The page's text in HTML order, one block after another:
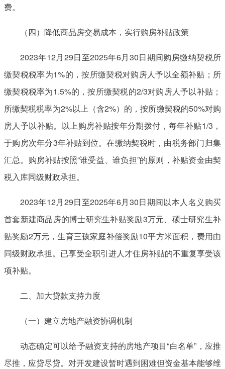
费。
（四）降低商品房交易成本，实行购房补贴政策
2023年12月29日至2025年6月30日期间购房缴纳契税所
缴契税税率为1%的，按所缴契税对购房人予以全额补贴；所
缴契税税率为1.5%的，按所缴契税的2/3对购房人予以补贴；
所缴契税税率为2%以上（含2%）的，按所缴契税的50%对购
房人予以补贴。以上购房补贴按年分期拨付，每年补贴1/3，
于购房次年分3年补贴到位。在缴纳契税时，由税务部门归集
汇总。购房补贴按照“谁受益、谁负担”的原则，补贴资金由契
税入库同级财政承担。
2023年12月29日至2025年6月30日期间以本人名义购买
首套新建商品房的博士研究生补贴奖励3万元、硕士研究生补
贴奖励2万元，生育三孩家庭补偿奖励10平方米面积，费用由
同级财政承担。已享受全职引进人才住房补贴的不重复享受该
项补贴。
二、加大贷款支持力度
（一）建立房地产融资协调机制
动态确定可以给予融资支持的房地产项目“白名单”，应推
尽推，应贷尽贷。对开发建设暂时遇到困难但资金基本能够维